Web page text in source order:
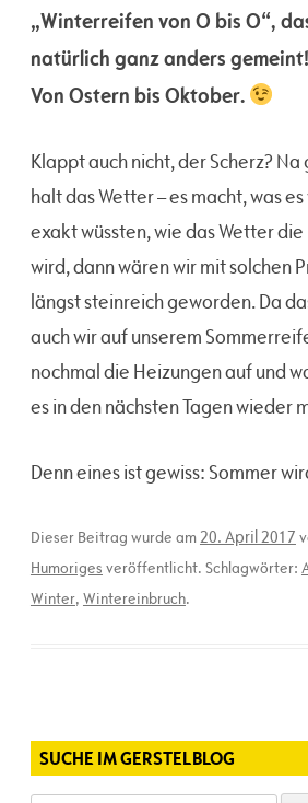
„Winterreifen von O bis O“,
natürlich ganz anders
Von Ostern bis Oktober.
Klappt auch nicht, der Scherz? Na
halt das Wetter – es macht, was
exakt wüssten, wie das Wetter
wird, dann wären wir mit solchen
längst steinreich geworden. Da
auch wir auf unserem
nochmal die Heizungen auf und
es in den nächsten Tagen wieder
Denn eines ist gewiss: Sommer
Dieser Beitrag wurde am 20. April 2017
Humoriges veröffentlicht. Schlagwörter:
Winter, Wintereinbruch.
SUCHE IM GERSTELBLOG